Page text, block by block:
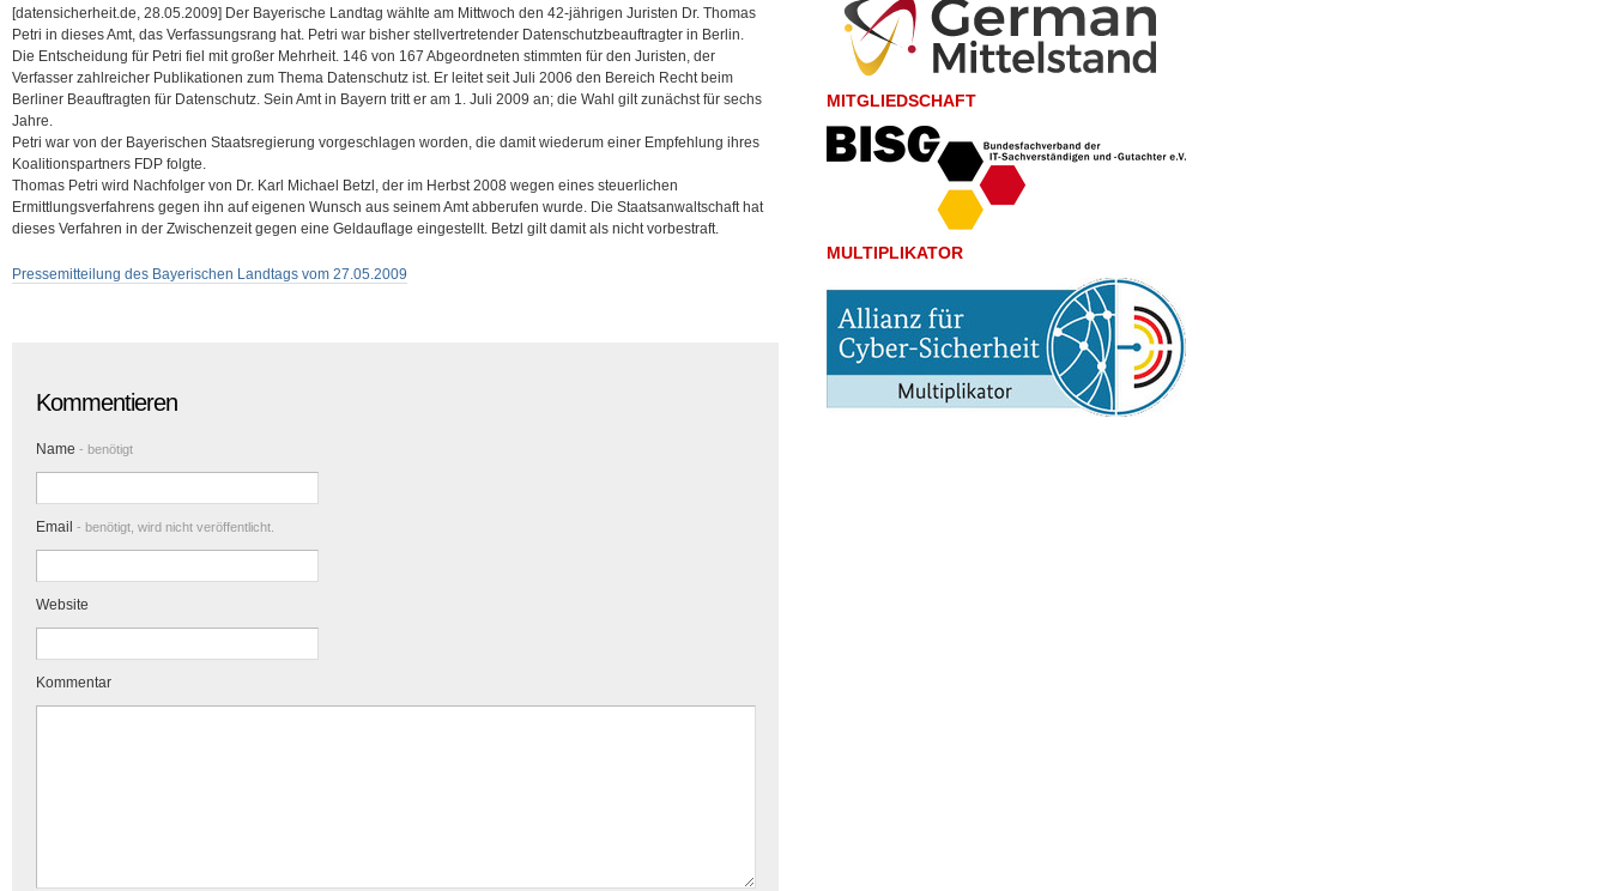
[datensicherheit.de, 28.05.2009] Der Bayerische Landtag wählte am Mittwoch den 42-jährigen Juristen Dr. Thomas
Petri in dieses Amt, das Verfassungsrang hat. Petri war bisher stellvertretender Datenschutzbeauftragter in Berlin.
Die Entscheidung für Petri fiel mit großer Mehrheit. 146 von 167 Abgeordneten stimmten für den Juristen, der
Verfasser zahlreicher Publikationen zum Thema Datenschutz ist. Er leitet seit Juli 2006 den Bereich Recht beim
Berliner Beauftragten für Datenschutz. Sein Amt in Bayern tritt er am 1. Juli 2009 an; die Wahl gilt zunächst für sechs
Jahre.
Petri war von der Bayerischen Staatsregierung vorgeschlagen worden, die damit wiederum einer Empfehlung ihres
Koalitionspartners FDP folgte.
Thomas Petri wird Nachfolger von Dr. Karl Michael Betzl, der im Herbst 2008 wegen eines steuerlichen
Ermittlungsverfahrens gegen ihn auf eigenen Wunsch aus seinem Amt abberufen wurde. Die Staatsanwaltschaft hat
dieses Verfahren in der Zwischenzeit gegen eine Geldauflage eingestellt. Betzl gilt damit als nicht vorbestraft.
Pressemitteilung des Bayerischen Landtags vom 27.05.2009
Kommentieren
Name - benötigt
Email - benötigt, wird nicht veröffentlicht.
Website
Kommentar
MITGLIEDSCHAFT
MULTIPLIKATOR